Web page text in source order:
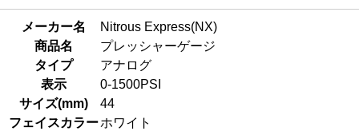
メーカー名
Nitrous Express(NX)
商品名
プレッシャーゲージ
タイプ
アナログ
表示
0-1500PSI
サイズ(mm)
44
フェイスカラーホワイト